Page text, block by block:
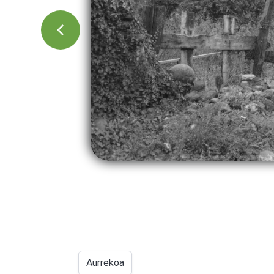
Aurrekoa